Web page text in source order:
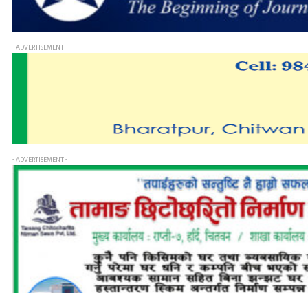
- ADVERTISEMENT -
- ADVERTISEMENT -